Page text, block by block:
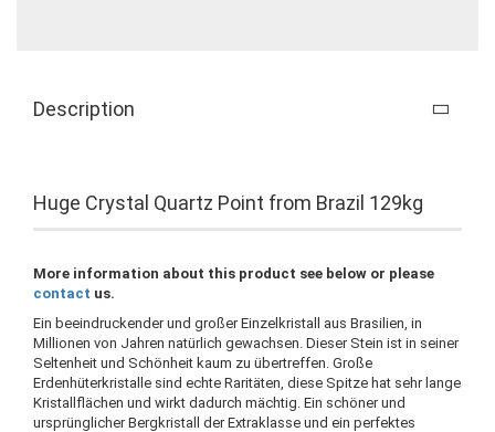
Description
Huge Crystal Quartz Point from Brazil 129kg
More information about this product see below or please
contact us.
Ein beeindruckender und großer Einzelkristall aus Brasilien, in
Millionen von Jahren natürlich gewachsen. Dieser Stein ist in seiner
Seltenheit und Schönheit kaum zu übertreffen. Große
Erdenhüterkristalle sind echte Raritäten, diese Spitze hat sehr lange
Kristallflächen und wirkt dadurch mächtig. Ein schöner und
ursprünglicher Bergkristall der Extraklasse und ein perfektes